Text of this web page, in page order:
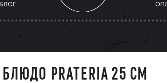
БЛОГ
БЛЮДО PRATERIA 25 СМ